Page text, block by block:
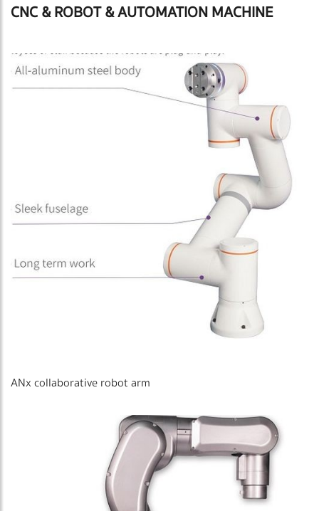
CNC & ROBOT & AUTOMATION MACHINE
ANx collaborative robot arm